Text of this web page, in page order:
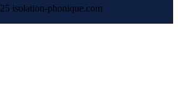
isolation-phonique.com